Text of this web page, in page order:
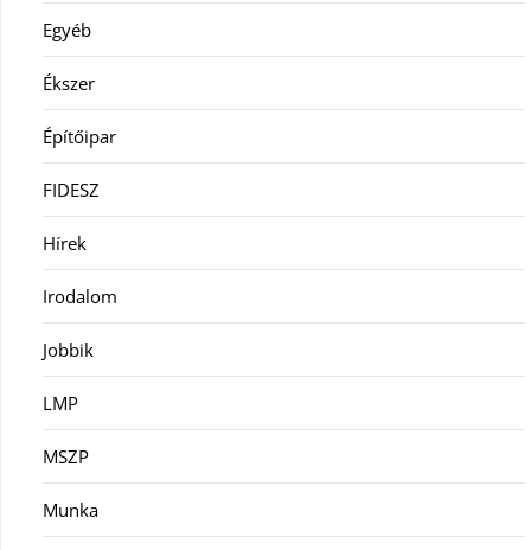
Egyéb
Ékszer
Építőipar
FIDESZ
Hírek
Irodalom
Jobbik
LMP
MSZP
Munka